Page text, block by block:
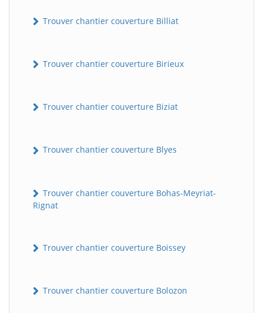
Trouver chantier couverture Billiat
Trouver chantier couverture Birieux
Trouver chantier couverture Biziat
Trouver chantier couverture Blyes
Trouver chantier couverture Bohas-Meyriat-
Rignat
Trouver chantier couverture Boissey
Trouver chantier couverture Bolozon